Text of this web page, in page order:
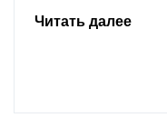
Читать далее